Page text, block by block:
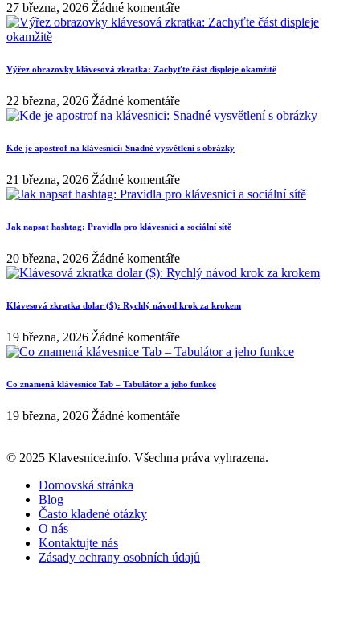
27 března, 2026 Žádné komentáře
Výřez obrazovky klávesová zkratka: Zachyťte část displeje okamžitě
22 března, 2026 Žádné komentáře
Kde je apostrof na klávesnici: Snadné vysvětlení s obrázky
21 března, 2026 Žádné komentáře
Jak napsat hashtag: Pravidla pro klávesnici a sociální sítě
20 března, 2026 Žádné komentáře
Klávesová zkratka dolar ($): Rychlý návod krok za krokem
19 března, 2026 Žádné komentáře
Co znamená klávesnice Tab – Tabulátor a jeho funkce
19 března, 2026 Žádné komentáře
© 2025 Klavesnice.info. Všechna práva vyhrazena.
Domovská stránka
Blog
Často kladené otázky
O nás
Kontaktujte nás
Zásady ochrany osobních údajů